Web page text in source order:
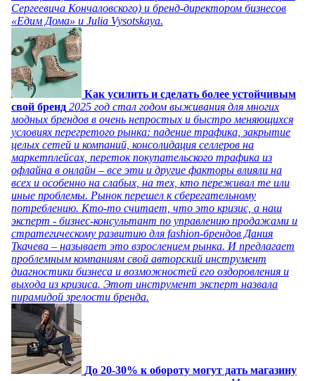
Сергеевича Кончаловского) и бренд-директором бизнесов
«Едим Дома» и Julia Vysotskaya.
Как усилить и сделать более устойчивым
свой бренд 2025 год стал годом выживания для многих
модных брендов в очень непростых и быстро меняющихся
условиях перегретого рынка: падение трафика, закрытие
целых сетей и компаний, консолидация селлеров на
маркетплейсах, переток покупательского трафика из
офлайна в онлайн – все эти и другие факторы влияли на
всех и особенно на слабых, на тех, кто переживал те или
иные проблемы. Рынок перешел к сберегательному
потреблению. Кто-то считает, что это кризис, а наш
эксперт - бизнес-консультант по управлению продажами и
стратегическому развитию для fashion-брендов Дания
Ткачева – называет это взрослением рынка. И предлагает
проблемным компаниям свой авторский инструмент
диагностики бизнеса и возможностей его оздоровления и
выхода из кризиса. Этот инструмент эксперт назвала
пирамидой зрелости бренда.
До 20-30% к обороту могут дать магазину